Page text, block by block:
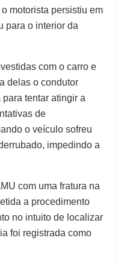
motorista persistiu em
para o interior da
com o carro e
delas o condutor
tentar atingir a
de
o veículo sofreu
impedindo a
com uma fratura na
a procedimento
no intuito de localizar
foi registrada como